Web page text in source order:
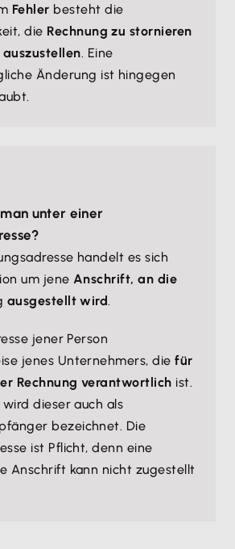
Fehler besteht die
die Rechnung zu stornieren
. Eine
Änderung ist hingegen
unter einer
handelt es sich
um jene Anschrift, an die
ausgestellt wird.
jener Person
jenes Unternehmers, diefür
Rechnung verantwortlich ist.
dieser auch als
bezeichnet. Die
ist Pflicht, denn eine
Anschrift kann nicht zugestellt